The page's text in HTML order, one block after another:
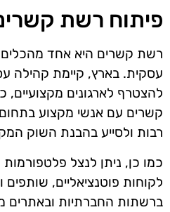
פיתוח רשת
רשת קשרים היא אחד מהכלים
עסקית. בארץ, קיימת קהילה
להצטרף לארגונים מקצועיים,
קשרים עם אנשי מקצוע
רבות ולסייע בהבנת השוק
כמו כן, ניתן לנצל
לקוחות פוטנציאליים, שותפים
ברשתות החברתיות ובאתרים